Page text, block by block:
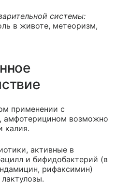
системы:
в животе, метеоризм,
применении с
амфотерицином возможно
калия.
активные в
и бифидобактерий (в
рифаксимин)